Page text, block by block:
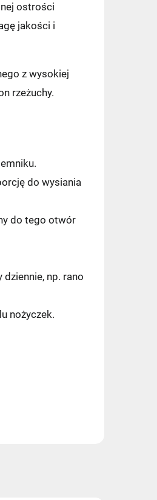
ostrości
jakości i
z wysokiej
rzeżuchy.
do wysiania
do tego otwór
np. rano
nożyczek.